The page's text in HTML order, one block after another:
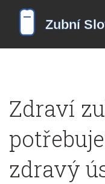
Zdraví
zdravý